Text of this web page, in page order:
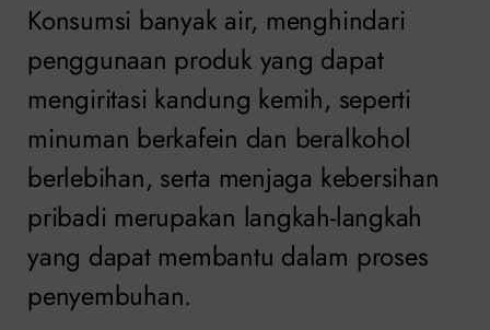
Konsumsi banyak air, menghindari
penggunaan produk yang dapat
mengiritasi kandung kemih, seperti
minuman berkafein dan beralkohol
berlebihan, serta menjaga kebersihan
pribadi merupakan langkah-langkah
yang dapat membantu dalam proses
penyembuhan.